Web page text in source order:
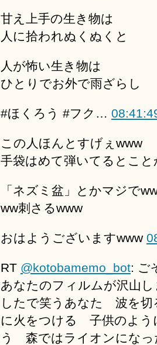
甘え上手の生き物は
人に拾われぬくぬくと
人が怖い生き物は
ひとりでお外で雨ざらし
#ほくろう #フク…
この人ほんとすげぇwww
手袋はめて弾いてるとこ
「ネズミ盆」とかマジで
ww刺さるwww
おはようございますwww
RT @kotobamemo_bot: ご
あなたのフィルムが沢山
したで笑うあなた 波を
に火をつける 子供のよ
う 森ではライオンになっ